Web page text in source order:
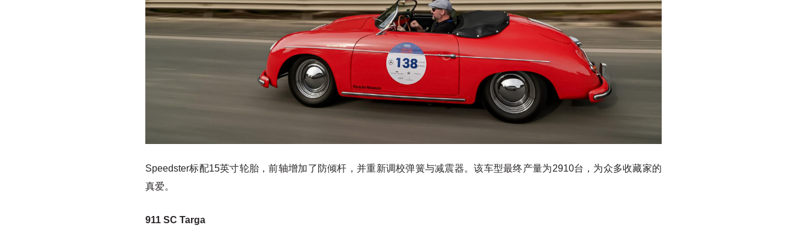
Speedster标配15英寸轮胎，前轴增加了防倾杆，并重新调校弹簧与减震器。该车型最终产量为2910台，为众多收藏家的
真爱。
911 SC Targa